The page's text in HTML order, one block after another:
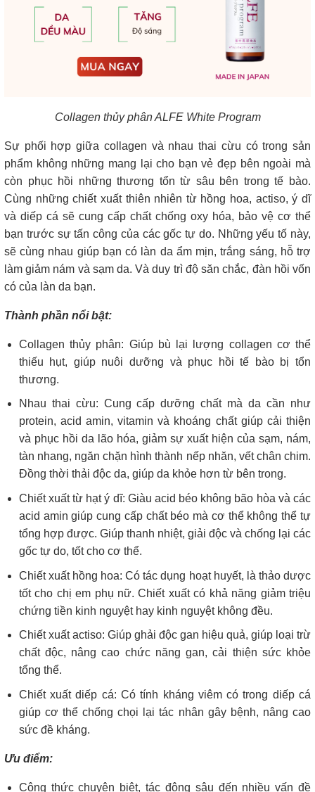
Collagen thủy phân ALFE White Program
Sự phối hợp giữa collagen và nhau thai cừu có trong sản
phẩm không những mang lại cho bạn vẻ đẹp bên ngoài mà
còn phục hồi những thương tổn từ sâu bên trong tế bào.
Cùng những chiết xuất thiên nhiên từ hồng hoa, actiso, ý dĩ
và diếp cá sẽ cung cấp chất chống oxy hóa, bảo vệ cơ thể
bạn trước sự tấn công của các gốc tự do. Những yếu tố này,
sẽ cùng nhau giúp bạn có làn da ẩm mịn, trắng sáng, hỗ trợ
làm giảm nám và sạm da. Và duy trì độ săn chắc, đàn hồi vốn
có của làn da bạn.
Thành phần nổi bật:
Collagen thủy phân: Giúp bù lại lượng collagen cơ thể
thiếu hụt, giúp nuôi dưỡng và phục hồi tế bào bị tổn
thương.
Nhau thai cừu: Cung cấp dưỡng chất mà da cần như
protein, acid amin, vitamin và khoáng chất giúp cải thiện
và phục hồi da lão hóa, giảm sự xuất hiện của sạm, nám,
tàn nhang, ngăn chặn hình thành nếp nhăn, vết chân chim.
Đồng thời thải độc da, giúp da khỏe hơn từ bên trong.
Chiết xuất từ hạt ý dĩ: Giàu acid béo không bão hòa và các
acid amin giúp cung cấp chất béo mà cơ thể không thể tự
tổng hợp được. Giúp thanh nhiệt, giải độc và chống lại các
gốc tự do, tốt cho cơ thể.
Chiết xuất hồng hoa: Có tác dụng hoạt huyết, là thảo dược
tốt cho chị em phụ nữ. Chiết xuất có khả năng giảm triệu
chứng tiền kinh nguyệt hay kinh nguyệt không đều.
Chiết xuất actiso: Giúp ghải độc gan hiệu quả, giúp loại trừ
chất độc, nâng cao chức năng gan, cải thiện sức khỏe
tổng thể.
Chiết xuất diếp cá: Có tính kháng viêm có trong diếp cá
giúp cơ thể chống chọi lại tác nhân gây bệnh, nâng cao
sức đề kháng.
Ưu điểm:
Công thức chuyên biệt, tác động sâu đến nhiều vấn đề